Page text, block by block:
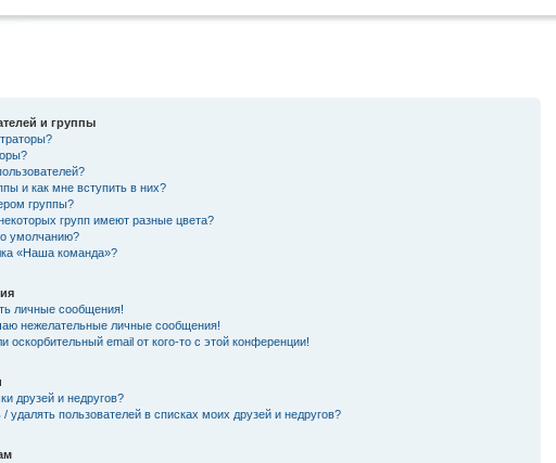
и группы
и как мне вступить в них?
группы?
групп имеют разные цвета?
умолчанию?
«Наша команда»?
личные сообщения!
нежелательные личные сообщения!
оскорбительный email от кого-то с этой конференции!
друзей и недругов?
удалять пользователей в списках моих друзей и недругов?